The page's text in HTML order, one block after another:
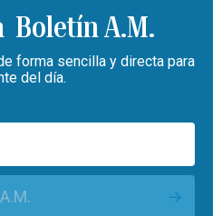
Boletín A.M.
forma sencilla y directa para
del día.